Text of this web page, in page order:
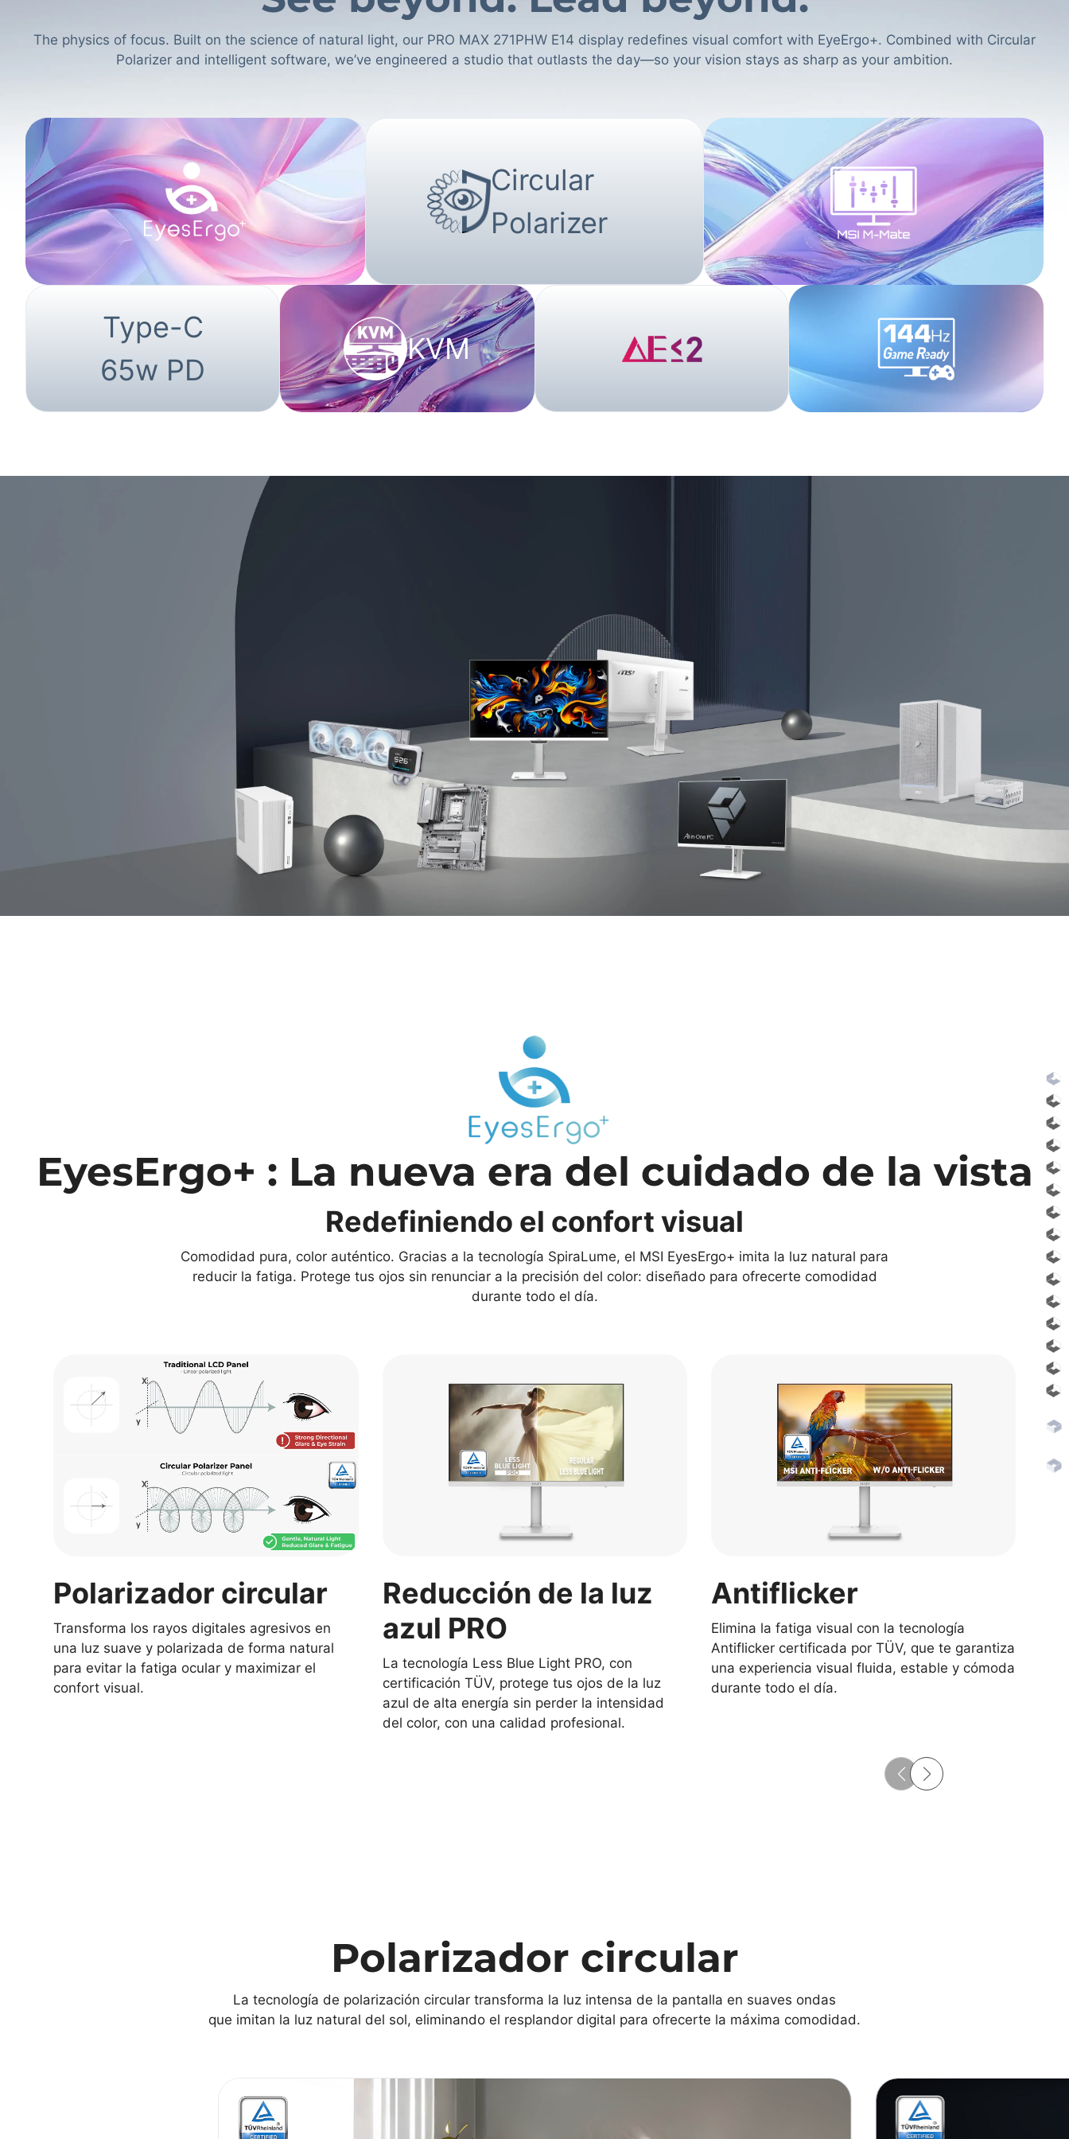
The physics of focus. Built on the science of natural light, our PRO MAX 271PHW E14 display redefines visual comfort with EyeErgo+. Combined with Circular
Polarizer and intelligent software, we’ve engineered a studio that outlasts the day—so your vision stays as sharp as your ambition.
Circular
Polarizer
Type-C
65w PD
KVM
EyesErgo+ : La nueva era del cuidado de la vista
Redefiniendo el confort visual
Comodidad pura, color auténtico. Gracias a la tecnología SpiraLume, el MSI EyesErgo+ imita la luz natural para
reducir la fatiga. Protege tus ojos sin renunciar a la precisión del color: diseñado para ofrecerte comodidad
durante todo el día.
Polarizador circular
Transforma los rayos digitales agresivos en
una luz suave y polarizada de forma natural
para evitar la fatiga ocular y maximizar el
confort visual.
Reducción de la luz
azul PRO
La tecnología Less Blue Light PRO, con
certificación TÜV, protege tus ojos de la luz
azul de alta energía sin perder la intensidad
del color, con una calidad profesional.
Antiflicker
Elimina la fatiga visual con la tecnología
Antiflicker certificada por TÜV, que te garantiza
una experiencia visual fluida, estable y cómoda
durante todo el día.
Polarizador circular
La tecnología de polarización circular transforma la luz intensa de la pantalla en suaves ondas
que imitan la luz natural del sol, eliminando el resplandor digital para ofrecerte la máxima comodidad.